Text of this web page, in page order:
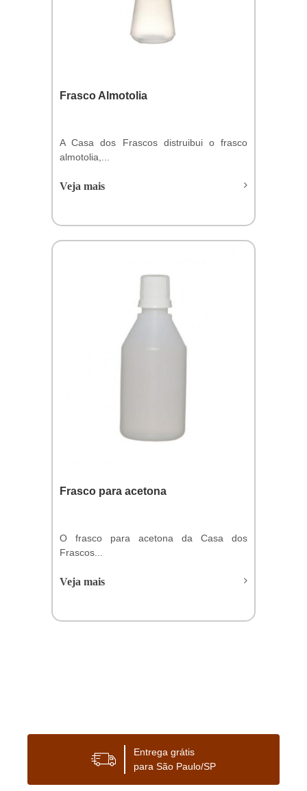
Frasco Almotolia
A Casa dos Frascos distruibui o frasco
almotolia,...
Veja mais
Frasco para acetona
O frasco para acetona da Casa dos
Frascos...
Veja mais
Entrega grátis
para São Paulo/SP